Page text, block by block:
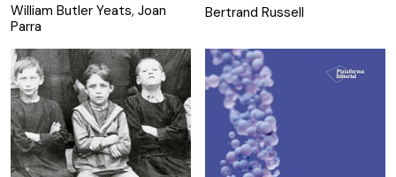
William Butler Yeats, Joan
Parra
Bertrand Russell